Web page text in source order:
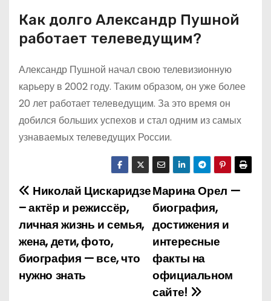
Как долго Александр Пушной
работает телеведущим?
Александр Пушной начал свою телевизионную
карьеру в 2002 году. Таким образом, он уже более
20 лет работает телеведущим. За это время он
добился больших успехов и стал одним из самых
узнаваемых телеведущих России.
Н
а
в
и
Марина Орел —
биография,
достижения и
интересные
факты на
официальном
сайте!
Николай Цискаридзе
– актёр и режиссёр,
личная жизнь и семья,
жена, дети, фото,
биография — все, что
нужно знать